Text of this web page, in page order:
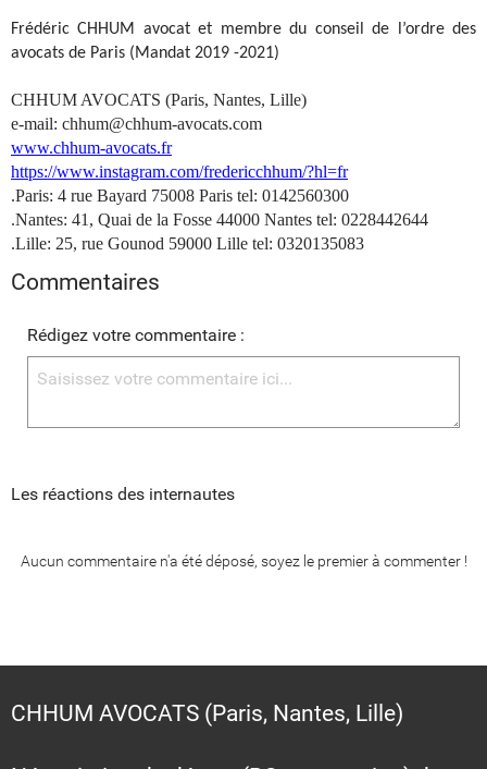
Frédéric CHHUM avocat et membre du conseil de l’ordre des
avocats de Paris (Mandat 2019 -2021)
CHHUM AVOCATS (Paris, Nantes, Lille)
e-mail: chhum@chhum-avocats.com
www.chhum-avocats.fr
https://www.instagram.com/fredericchhum/?hl=fr
.Paris: 4 rue Bayard 75008 Paris tel: 0142560300
.Nantes: 41, Quai de la Fosse 44000 Nantes tel: 0228442644
.Lille: 25, rue Gounod 59000 Lille tel: 0320135083
Commentaires
Rédigez votre commentaire :
Les réactions des internautes
Aucun commentaire n'a été déposé, soyez le premier à commenter !
CHHUM AVOCATS (Paris, Nantes, Lille)